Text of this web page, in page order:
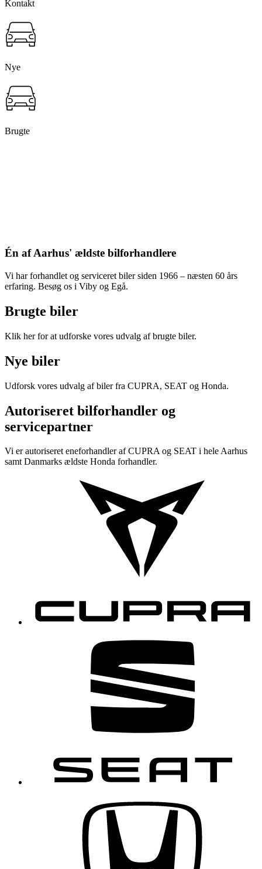
Kontakt
Nye
Brugte
Én af Aarhus' ældste bilforhandlere
Vi har forhandlet og serviceret biler siden 1966 – næsten 60 års
erfaring. Besøg os i Viby og Egå.
Brugte biler
Klik her for at udforske vores udvalg af brugte biler.
Nye biler
Udforsk vores udvalg af biler fra CUPRA, SEAT og Honda.
Autoriseret bilforhandler og
servicepartner
Vi er autoriseret eneforhandler af CUPRA og SEAT i hele Aarhus
samt Danmarks ældste Honda forhandler.